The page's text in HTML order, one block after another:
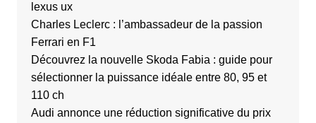
lexus ux
Charles Leclerc : l’ambassadeur de la passion
Ferrari en F1
Découvrez la nouvelle Skoda Fabia : guide pour
sélectionner la puissance idéale entre 80, 95 et
110 ch
Audi annonce une réduction significative du prix